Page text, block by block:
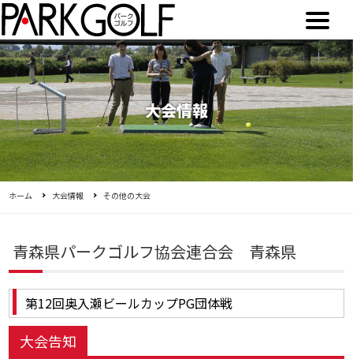
大会情報
ホーム 大会情報 その他の大会
青森県パークゴルフ協会連合会 青森県
第12回奥入瀬ビールカップPG団体戦
大会告知